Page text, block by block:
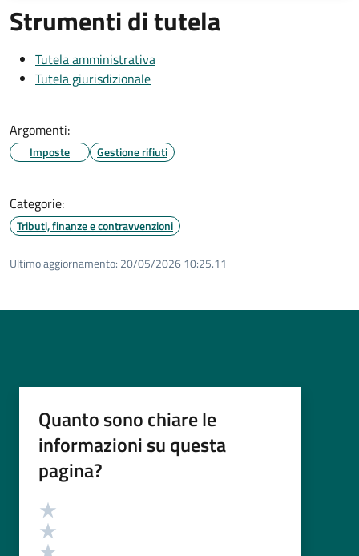
Strumenti di tutela
Tutela amministrativa
Tutela giurisdizionale
Argomenti:
Imposte Gestione rifiuti
Categorie:
Tributi, finanze e contravvenzioni
Ultimo aggiornamento: 20/05/2026 10:25.11
Quanto sono chiare le
informazioni su questa
pagina?
Valutazione